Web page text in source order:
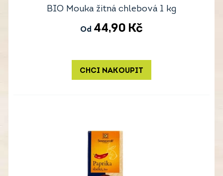
BIO Mouka žitná chlebová 1 kg
Od 44,90 Kč
CHCI NAKOUPIT